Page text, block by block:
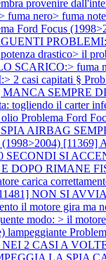
provenire
nero> fuma
Ford Focus
drastico> il
SCARICO:> fuma
2 casi capitati §
MANCA SEMPRE
togliendo il carter
olio Problema Ford
AIRBAG
(1998>2004)
SECONDI SI
DOPO RIMANE
carica
NON SI
il motore gira ma
modo: > il
lampeggiante
NEI 2 CASI A
LA SPIA